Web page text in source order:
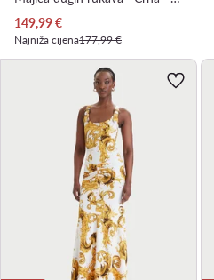
Trenutna cijena
149,99€
Najniža cijena177,99 €